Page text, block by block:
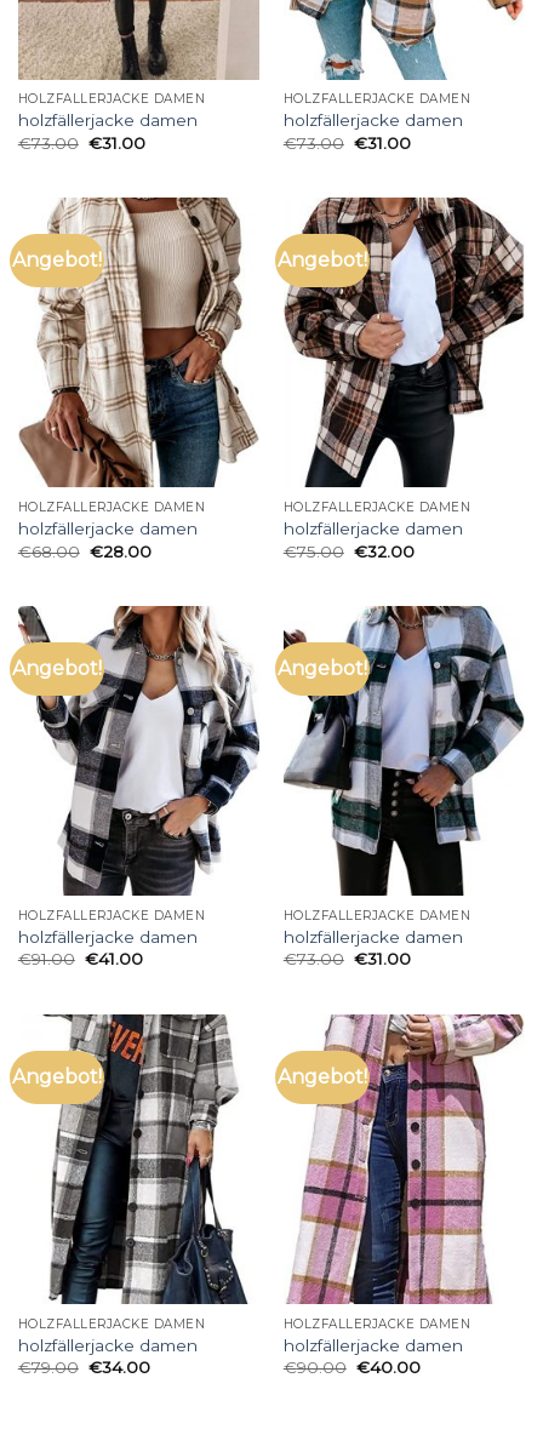
HOLZFÄLLERJACKE DAMEN
holzfällerjacke damen
€73.00 €31.00
HOLZFÄLLERJACKE DAMEN
holzfällerjacke damen
€73.00 €31.00
Angebot!
HOLZFÄLLERJACKE DAMEN
holzfällerjacke damen
€68.00 €28.00
Angebot!
HOLZFÄLLERJACKE DAMEN
holzfällerjacke damen
€75.00 €32.00
Angebot!
HOLZFÄLLERJACKE DAMEN
holzfällerjacke damen
€91.00 €41.00
Angebot!
HOLZFÄLLERJACKE DAMEN
holzfällerjacke damen
€73.00 €31.00
Angebot!
HOLZFÄLLERJACKE DAMEN
holzfällerjacke damen
€79.00 €34.00
Angebot!
HOLZFÄLLERJACKE DAMEN
holzfällerjacke damen
€90.00 €40.00